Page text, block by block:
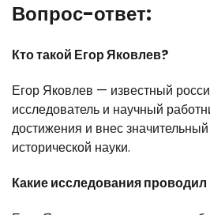
Вопрос-ответ:
Кто такой Егор Яковлев?
Егор Яковлев — известный
исследователь и научный
достижения и внес
исторической науки.
Какие исследования